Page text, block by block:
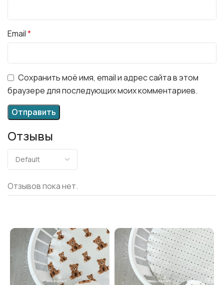
Отзывы
Отзывов пока нет.
Email*
Сохранить моё имя, email и адрес сайта в этом
браузере для последующих моих комментариев.